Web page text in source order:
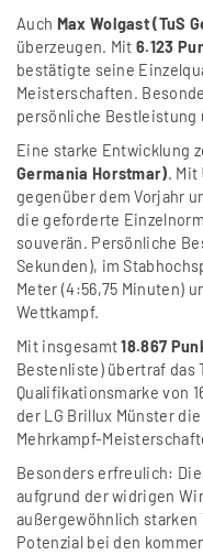
Auch Max Wolgast (TuS
überzeugen. Mit6.123
bestätigte seine
Meisterschaften.
persönliche Bestleistung
Eine starke Entwicklung
Germania Horstmar). Mit
gegenüber dem Vorjahr
die geforderte
souverän. Persönliche
Sekunden), im
Meter (4:56,75 Minuten)
Wettkampf.
Mit insgesamt18.867
Bestenliste) übertraf das
Qualifikationsmarke von
der LG Brillux Münster
Mehrkampf-
Besonders erfreulich:
aufgrund der widrigen
außergewöhnlich
Potenzial bei den